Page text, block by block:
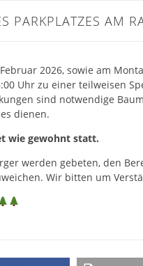
PARKPLATZES AM
2026, sowie am
Uhr zu einer teilweisen
sind notwendige
dienen.
wie gewohnt statt.
werden gebeten, den
Wir bitten um